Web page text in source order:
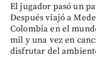
El jugador pasó un
Después viajó a
Colombia en el
mil y una vez en
disfrutar del